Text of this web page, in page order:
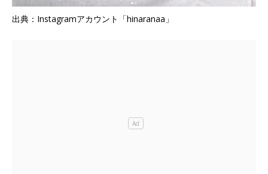
出典：Instagramアカウント「hinaranaa」